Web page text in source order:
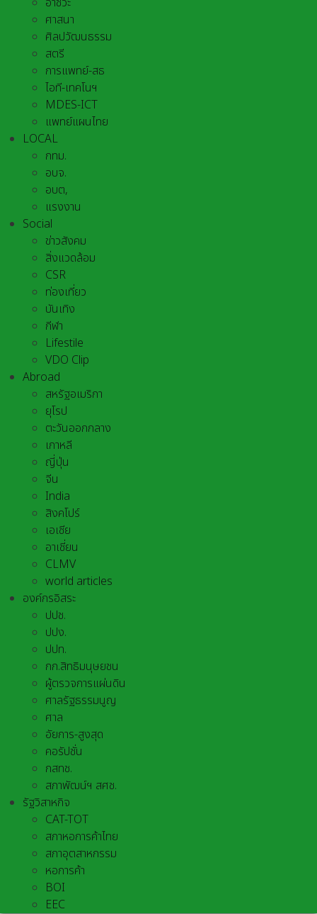
ศาสนา
ศิลปวัฒนธรรม
สตรี
การแพทย์-สธ
ไอที-เทคโนฯ
MDES-ICT
แพทย์แผนไทย
LOCAL
กทม.
อบจ.
อบต,
แรงงาน
Social
ข่าวสังคม
สิ่งแวดล้อม
CSR
ท่องเที่ยว
บันเทิง
กีฬา
Lifestile
VDO Clip
Abroad
สหรัฐอเมริกา
ยุโรป
ตะวันออกกลาง
เกาหลี
ญี่ปุ่น
จีน
India
สิงคโปร์
เอเชีย
อาเชี่ยน
CLMV
world articles
องค์กรอิสระ
ปปช.
ปปง.
ปปท.
กก.สิทธิมนุษยชน
ผู้ตรวจการแผ่นดิน
ศาลรัฐธรรมนูญ
ศาล
อัยการ-สูงสุด
คอรัปชั่น
กสทช.
สภาพัฒน์ฯ สศช.
รัฐวิสาหกิจ
CAT-TOT
สภาหอการค้าไทย
สภาอุตสาหกรรม
หอการค้า
BOI
EEC